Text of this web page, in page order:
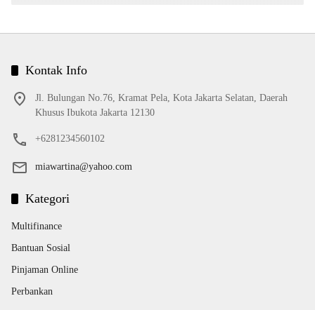
Kontak Info
Jl. Bulungan No.76, Kramat Pela, Kota Jakarta Selatan, Daerah
Khusus Ibukota Jakarta 12130
+6281234560102
miawartina@yahoo.com
Kategori
Multifinance
Bantuan Sosial
Pinjaman Online
Perbankan